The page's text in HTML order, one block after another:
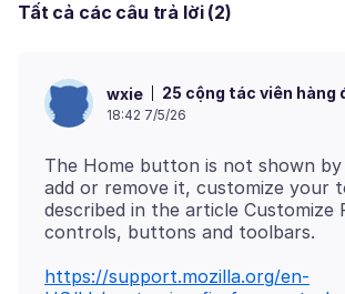
Tất cả các câu trả lời (2)
wxie 25 cộng tác viên hàng
18:42 7/5/26
The Home button is not shown
add or remove it, customize your
described in the article Customize
https://support.mozilla.org/en-